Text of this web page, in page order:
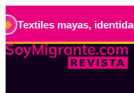
mayas, identidad viva. •